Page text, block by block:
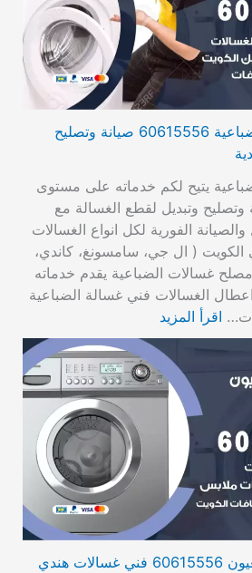
فني تصليح غسالات الضباعية 60615556 صيانة وتصليح
يتيح لكم خدماته على مستوى
وتبديل لقطع الغسالة مع
الفورية لكل انواع الغسالات
الكويت ( ال جي، سامسونغ، كاندي،
مصلح غسالات الضباعية يقدم خدماته
الغسالات فني غسالة الضباعية
اقرأ المزيد
فني تصليح غسالات العيون 60615556 فني غسالات هندي